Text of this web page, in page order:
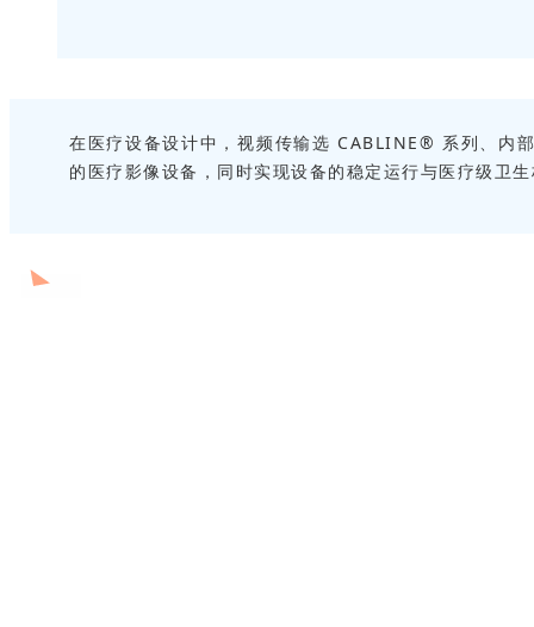
在医疗设备设计中，视频传输选 CABLINE® 系列、内
的医疗影像设备，同时实现设备的稳定运行与医疗级卫